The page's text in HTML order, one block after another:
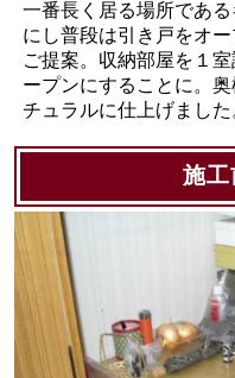
一番長く居る場所であ
にし普段は引き戸をオ
ご提案。収納部屋を１
ープンにすることに。
チュラルに仕上げました
施工